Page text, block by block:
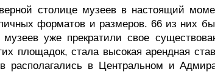
столице музеев в настоящий
форматов и размеров. 66 из них
уже прекратили свое
площадок, стала высокая арендная
располагались в Центральном и